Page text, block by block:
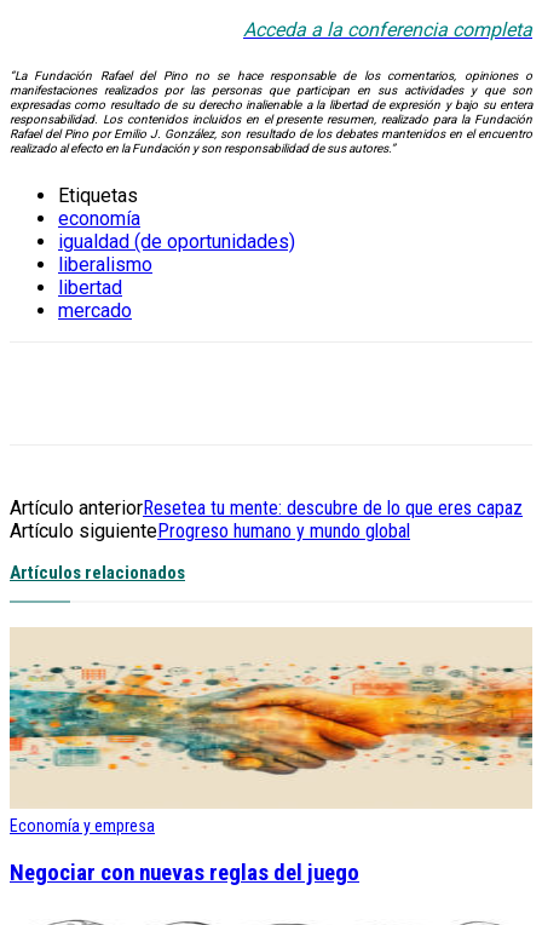
Acceda a la conferencia completa
“La Fundación Rafael del Pino no se hace responsable de los comentarios, opiniones o
manifestaciones realizados por las personas que participan en sus actividades y que son
expresadas como resultado de su derecho inalienable a la libertad de expresión y bajo su entera
responsabilidad. Los contenidos incluidos en el presente resumen, realizado para la Fundación
Rafael del Pino por Emilio J. González, son resultado de los debates mantenidos en el encuentro
realizado al efecto en la Fundación y son responsabilidad de sus autores.”
Etiquetas
economía
igualdad (de oportunidades)
liberalismo
libertad
mercado
Artículo anteriorResetea tu mente: descubre de lo que eres capaz
Artículo siguienteProgreso humano y mundo global
Artículos relacionados
Economía y empresa
Negociar con nuevas reglas del juego